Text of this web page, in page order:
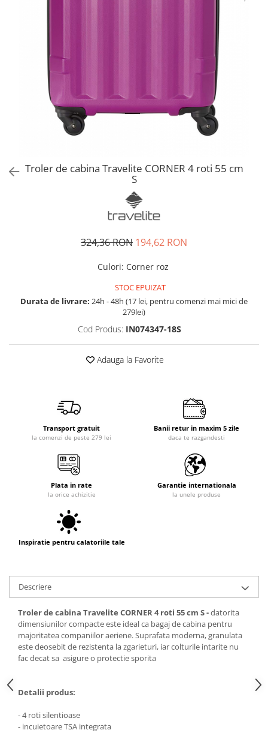
Resigilate
Reduceri bagaje
Troler de cabina Travelite CORNER 4 roti 55 cm
S
324,36 RON 194,62 RON
Culori: Corner roz
STOC EPUIZAT
Durata de livrare: 24h - 48h (17 lei, pentru comenzi mai mici de
279lei)
Cod Produs: IN074347-18S
Adauga la Favorite
Transport gratuit
la comenzi de peste 279 lei
Banii retur in maxim 5 zile
daca te razgandesti
Plata in rate
la orice achizitie
Garantie internationala
la unele produse
Inspiratie pentru calatoriile tale
Descriere
Troler de cabina Travelite CORNER 4 roti 55 cm S -datorita
dimensiunilor compacte este ideal ca bagaj de cabina pentru
majoritatea companiilor aeriene. Suprafata moderna, granulata
este deosebit de rezistenta la zgarieturi, iar colturile intarite nu
fac decat sa asigure o protectie sporita
Detalii produs:
- 4 roti silentioase
- incuietoare TSA integrata